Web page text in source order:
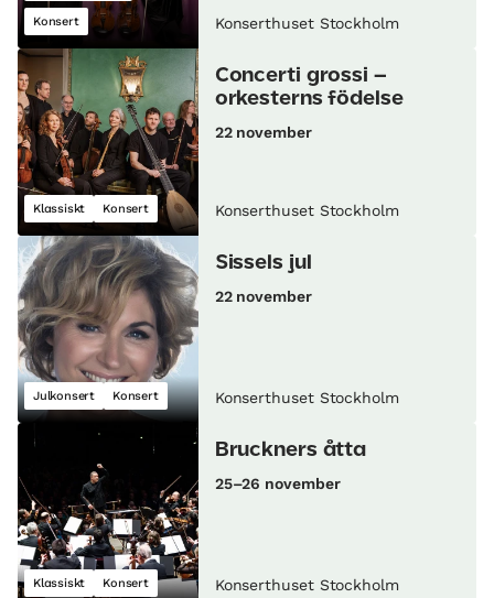
Konsert Konserthuset Stockholm
Klassiskt Konsert
Concerti grossi –
orkesterns födelse
22 november
Konserthuset Stockholm
Julkonsert Konsert
Sissels jul
22 november
Konserthuset Stockholm
Klassiskt Konsert
Bruckners åtta
25–26 november
Konserthuset Stockholm